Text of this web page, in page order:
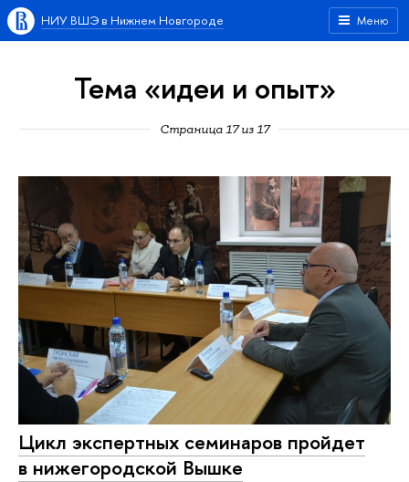
Меню
НИУ ВШЭ в Нижнем Новгороде
Тема «идеи и опыт»
Страница 17 из 17
Цикл экспертных семинаров пройдет
в нижегородской Вышке